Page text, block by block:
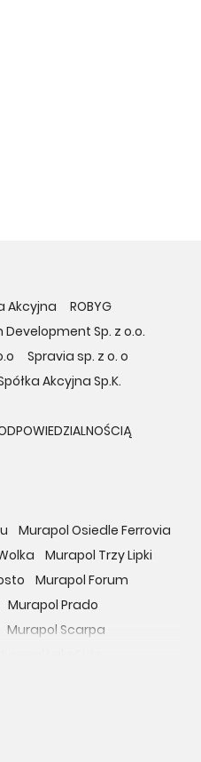
Akcyjna
ROBYG
Development Sp. z o.o.
Spravia sp. z o. o
Akcyjna Sp.K.
Murapol Osiedle Ferrovia
Murapol Trzy Lipki
Murapol Forum
Murapol Prado
Murapol Scarpa